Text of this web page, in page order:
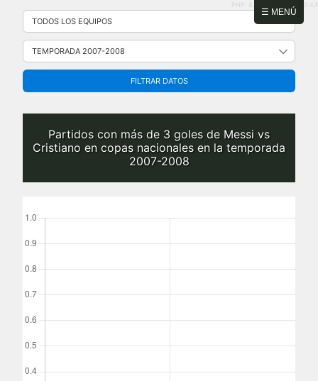
☰ MENÚ
Saltar
contenido
PHP: 8.2.31 | MySQL: 8.0.43
FILTRAR DATOS
Partidos con más de 3 goles de Messi vs
Cristiano en copas nacionales en la temporada
2007-2008